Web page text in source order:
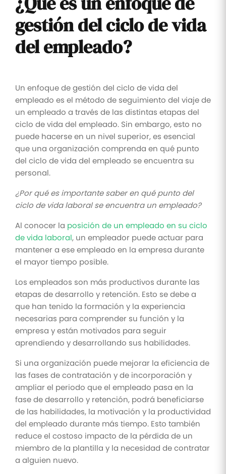
gestión del ciclo de vida
del empleado?
Un enfoque de gestión del ciclo de vida del
empleado es el método de seguimiento del viaje de
un empleado a través de las distintas etapas del
ciclo de vida del empleado. Sin embargo, esto no
puede hacerse en un nivel superior, es esencial
que una organización comprenda en qué punto
del ciclo de vida del empleado se encuentra su
personal.
¿Por qué es importante saber en qué punto del
ciclo de vida laboral se encuentra un empleado?
Al conocer la posición de un empleado en su ciclo
de vida laboral, un empleador puede actuar para
mantener a ese empleado en la empresa durante
el mayor tiempo posible.
Los empleados son más productivos durante las
etapas de desarrollo y retención. Esto se debe a
que han tenido la formación y la experiencia
necesarias para comprender su función y la
empresa y están motivados para seguir
aprendiendo y desarrollando sus habilidades.
Si una organización puede mejorar la eficiencia de
las fases de contratación y de incorporación y
ampliar el periodo que el empleado pasa en la
fase de desarrollo y retención, podrá beneficiarse
de las habilidades, la motivación y la productividad
del empleado durante más tiempo. Esto también
reduce el costoso impacto de la pérdida de un
miembro de la plantilla y la necesidad de contratar
a alguien nuevo.